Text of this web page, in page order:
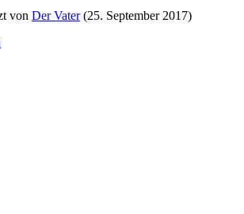
von Der Vater(25. September 2017)